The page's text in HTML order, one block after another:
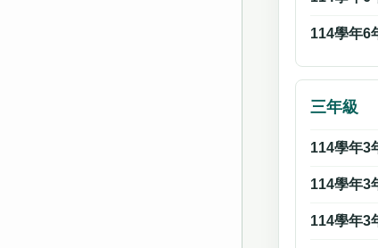
114學年6
三年級
114學年3
114學年3
114學年3